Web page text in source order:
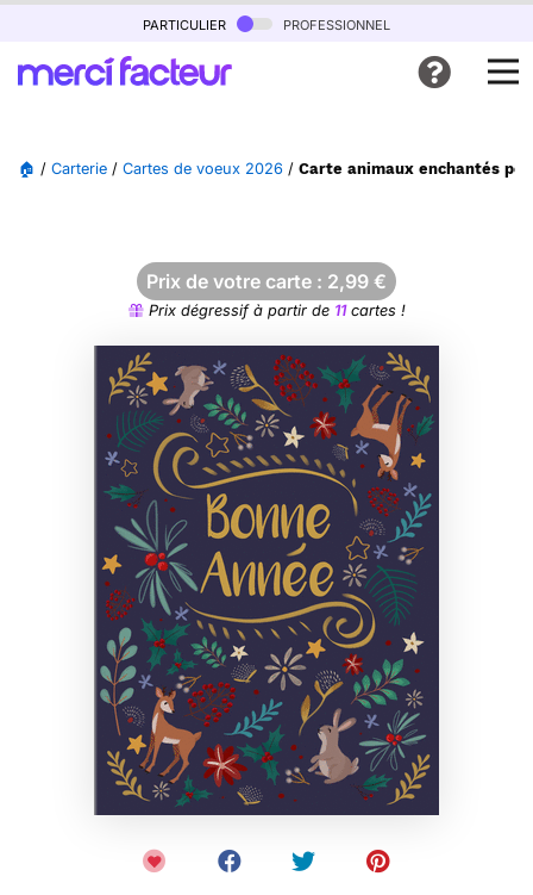
particulier professionnel
🏠 / Carterie / Cartes de voeux 2026 / Carte animaux enchantés
Prix de votre carte : 2,99 €
Prix dégressif à partir de 11cartes !